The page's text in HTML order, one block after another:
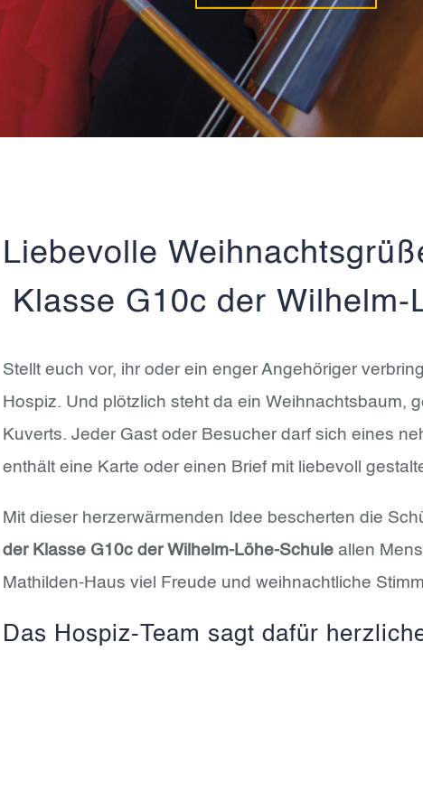
Liebevolle
Klasse G10c der Wilhelm-
Stellt euch vor, ihr oder ein enger Angehöriger
Hospiz. Und plötzlich steht da ein Weihnachtsbaum,
Kuverts. Jeder Gast oder Besucher darf sich eines
enthält eine Karte oder einen Brief mit liebevoll
Mit dieser herzerwärmenden Idee bescherten die
der Klasse G10c der Wilhelm-Löhe-Schule allen
Mathilden-Haus viel Freude und weihnachtliche
Das Hospiz-Team sagt dafür